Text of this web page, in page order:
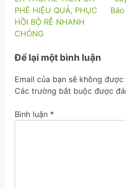
bài
viết
PHÊ HIỆU QUẢ, PHỤC
HỒI BỘ RỄ NHANH
CHÓNG
Để lại một bình luận
Email của bạn sẽ không
Các trường bắt buộc được
Bình luận *